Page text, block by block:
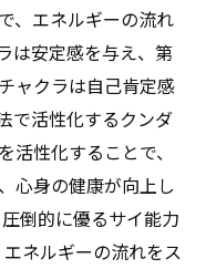
、エネルギーの流れ
は安定感を与え、第
ャクラは自己肯定感
で活性化するクンダ
活性化することで、
心身の健康が向上し
倒的に優るサイ能力
ネルギーの流れをス